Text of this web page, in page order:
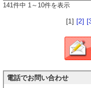
141件中 1～10件を表示
[1] [2]
電話でお問い合わせ